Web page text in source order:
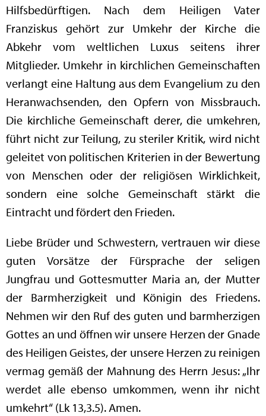
Hilfsbedürftigen. Nach dem Heiligen Vater
Franziskus gehört zur Umkehr der Kirche die
Abkehr vom weltlichen Luxus seitens ihrer
Mitglieder. Umkehr in kirchlichen Gemeinschaften
verlangt eine Haltung aus dem Evangelium zu den
Heranwachsenden, den Opfern von Missbrauch.
Die kirchliche Gemeinschaft derer, die umkehren,
führt nicht zur Teilung, zu steriler Kritik, wird nicht
geleitet von politischen Kriterien in der Bewertung
von Menschen oder der religiösen Wirklichkeit,
sondern eine solche Gemeinschaft stärkt die
Eintracht und fördert den Frieden.
Liebe Brüder und Schwestern, vertrauen wir diese
guten Vorsätze der Fürsprache der seligen
Jungfrau und Gottesmutter Maria an, der Mutter
der Barmherzigkeit und Königin des Friedens.
Nehmen wir den Ruf des guten und barmherzigen
Gottes an und öffnen wir unsere Herzen der Gnade
des Heiligen Geistes, der unsere Herzen zu reinigen
vermag gemäß der Mahnung des Herrn Jesus: „Ihr
werdet alle ebenso umkommen, wenn ihr nicht
umkehrt“ (Lk 13,3.5). Amen.